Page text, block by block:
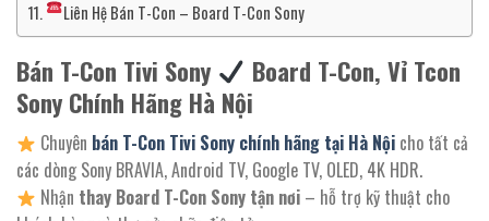
Liên Hệ Bán T-Con – Board T-Con Sony
Bán T-Con Tivi Sony
Board T-Con, Vỉ Tcon
Sony Chính Hãng Hà Nội
Chuyên bán T-Con Tivi Sony chính hãng tại Hà Nội cho tất cả
các dòng Sony BRAVIA, Android TV, Google TV, OLED, 4K HDR.
Nhận thay Board T-Con Sony tận nơi – hỗ trợ kỹ thuật cho